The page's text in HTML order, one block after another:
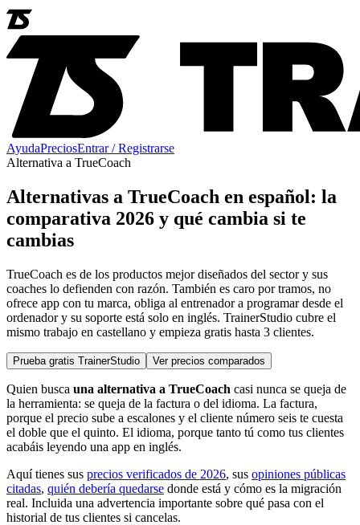
AyudaPreciosEntrar / Registrarse
Alternativa a TrueCoach
Alternativas a TrueCoach en español: la
comparativa 2026 y qué cambia si te
cambias
TrueCoach es de los productos mejor diseñados del sector y sus
coaches lo defienden con razón. También es caro por tramos, no
ofrece app con tu marca, obliga al entrenador a programar desde el
ordenador y su soporte está solo en inglés. TrainerStudio cubre el
mismo trabajo en castellano y empieza gratis hasta 3 clientes.
Prueba gratis TrainerStudio Ver precios comparados
Quien busca una alternativa a TrueCoach casi nunca se queja de
la herramienta: se queja de la factura o del idioma. La factura,
porque el precio sube a escalones y el cliente número seis te cuesta
el doble que el quinto. El idioma, porque tanto tú como tus clientes
acabáis leyendo una app en inglés.
Aquí tienes sus precios verificados de 2026, sus opiniones públicas
citadas, quién debería quedarse donde está y cómo es la migración
real. Incluida una advertencia importante sobre qué pasa con el
historial de tus clientes si cancelas.